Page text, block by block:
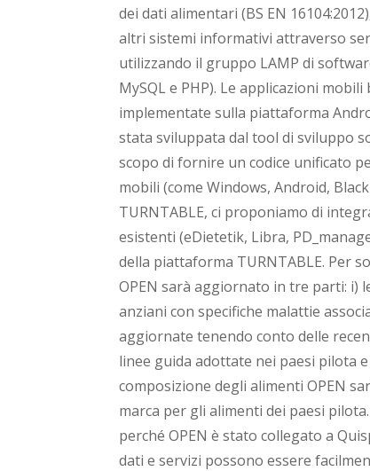
dei dati alimentari (BS EN
altri sistemi informativi attraverso
utilizzando il gruppo LAMP di
MySQL e PHP). Le applicazioni
implementate sulla piattaforma
stata sviluppata dal tool di sviluppo
scopo di fornire un codice unificato
mobili (come Windows, Android,
TURNTABLE, ci proponiamo di
esistenti (eDietetik, Libra,
della piattaforma TURNTABLE. Per
OPEN sarà aggiornato in tre parti: i)
anziani con specifiche malattie
aggiornate tenendo conto delle
linee guida adottate nei paesi pilota
composizione degli alimenti OPEN
marca per gli alimenti dei paesi
perché OPEN è stato collegato a
dati e servizi possono essere